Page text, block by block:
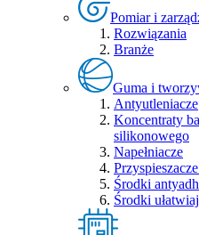
Pomiar i
Rozwiązania
Branże
Guma i
Antyutleniacze
Koncentraty
silikonowego
Napełniacze
Środki
Środki